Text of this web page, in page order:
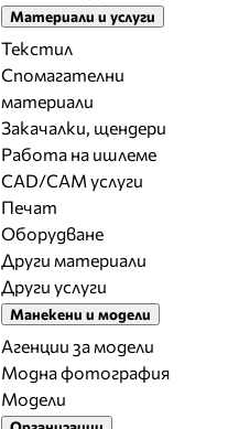
Материали и услуги
Текстил
Спомагателни
материали
Закачалки, щендери
Работа на ишлеме
CAD/CAM услуги
Печат
Оборудване
Други материали
Други услуги
Манекени и модели
Агенции за модели
Модна фотография
Модели